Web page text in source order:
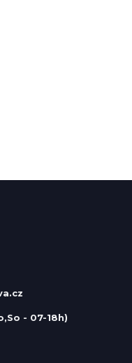
- 07-18h)